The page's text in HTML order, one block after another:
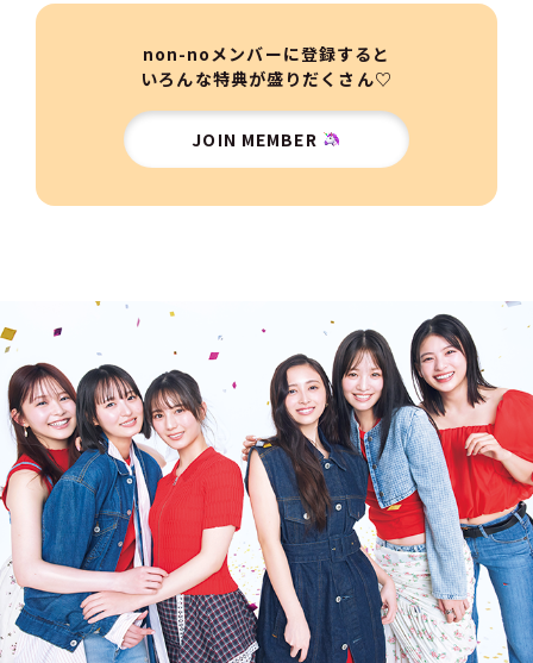
non-noメンバーに登録すると
いろんな特典が盛りだくさん♡
JOIN MEMBER